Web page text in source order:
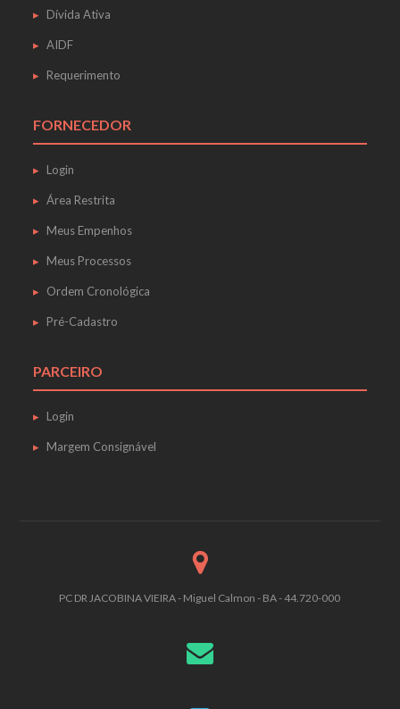
Dívida Ativa
AIDF
Requerimento
FORNECEDOR
Login
Área Restrita
Meus Empenhos
Meus Processos
Ordem Cronológica
Pré-Cadastro
PARCEIRO
Login
Margem Consignável
PC DR JACOBINA VIEIRA - Miguel Calmon - BA - 44.720-000